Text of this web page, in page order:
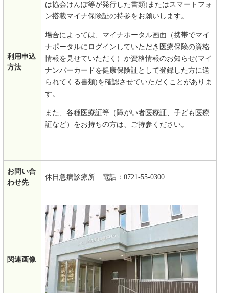
利用申込
方法
は協会けんぽ等が発行した書類)またはスマートフォ
ン搭載マイナ保険証の持参をお願いします。
場合によっては、マイナポータル画面（携帯でマイ
ナポータルにログインしていただき医療保険の資格
情報を見せていただく）か資格情報のお知らせ(マイ
ナンバーカードを健康保険証として登録した方に送
られてくる書類)を確認させていただくことがありま
す。
また、各種医療証等（障がい者医療証、子ども医療
証など）をお持ちの方は、ご持参ください。
お問い合
わせ先
休日急病診療所 電話：0721-55-0300
関連画像